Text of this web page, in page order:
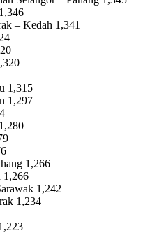
– Kedah 1,341
1,315
1,297
1,266
1,266
1,242
1,234